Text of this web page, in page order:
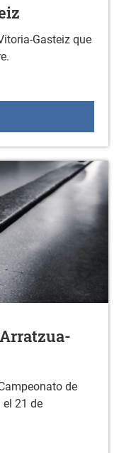
Gasteiz que
Duatlon Vitoria-
de
el 21 de